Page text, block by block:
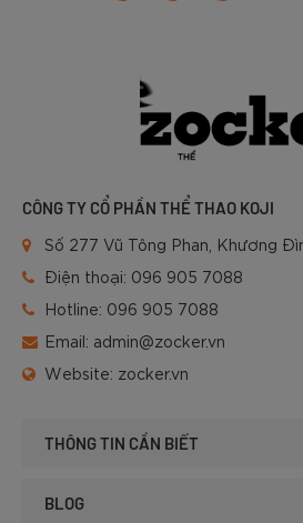
CÔNG TY CỔ PHẦN THỂ THAO KOJI
Số 277 Vũ Tông Phan, Khương
Điện thoại: 096 905 7088
Hotline: 096 905 7088
Email: admin@zocker.vn
Website: zocker.vn
THÔNG TIN CẦN BIẾT
BLOG